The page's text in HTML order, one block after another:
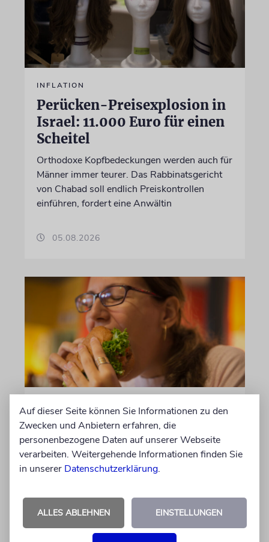
INFLATION
Perücken-Preisexplosion in
Israel: 11.000 Euro für einen
Scheitel
Orthodoxe Kopfbedeckungen werden auch für
Männer immer teurer. Das Rabbinatsgericht
von Chabad soll endlich Preiskontrollen
einführen, fordert eine Anwältin
05.08.2026
Preise, Geisel, Beben
Kurzmeldungen aus Israel
Auf dieser Seite können Sie Informationen zu den
Zwecken und Anbietern erfahren, die
personenbezogene Daten auf unserer Webseite
verarbeiten. Weitergehende Informationen finden Sie
in unserer Datenschutzerklärung.
ALLES ABLEHNEN EINSTELLUNGEN